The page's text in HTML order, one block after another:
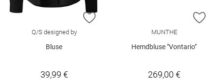
ZUR WUNSCHLISTE HINZUFÜGEN
Q/S designed by
Bluse
39,99 €
MUNTHE
Hemdbluse "Vontario"
269,00 €